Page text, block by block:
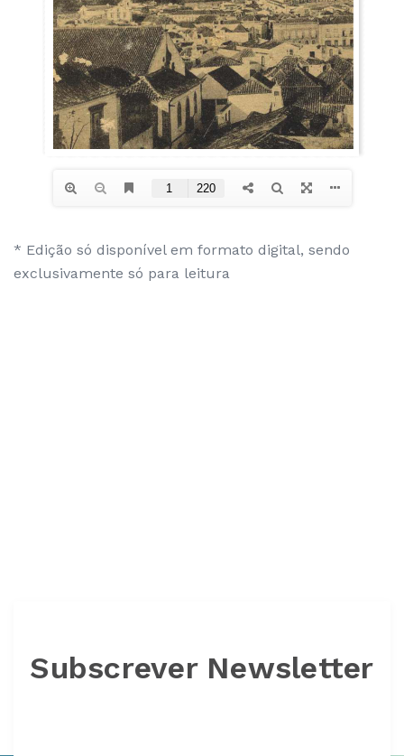
* Edição só disponível em formato digital, sendo
exclusivamente só para leitura
Subscrever Newsletter